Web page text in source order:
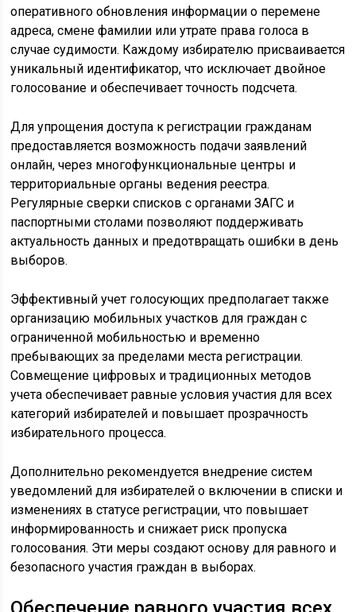
оперативного обновления информации о перемене
адреса, смене фамилии или утрате права голоса в
случае судимости. Каждому избирателю присваивается
уникальный идентификатор, что исключает двойное
голосование и обеспечивает точность подсчета.
Для упрощения доступа к регистрации гражданам
предоставляется возможность подачи заявлений
онлайн, через многофункциональные центры и
территориальные органы ведения реестра.
Регулярные сверки списков с органами ЗАГС и
паспортными столами позволяют поддерживать
актуальность данных и предотвращать ошибки в день
выборов.
Эффективный учет голосующих предполагает также
организацию мобильных участков для граждан с
ограниченной мобильностью и временно
пребывающих за пределами места регистрации.
Совмещение цифровых и традиционных методов
учета обеспечивает равные условия участия для всех
категорий избирателей и повышает прозрачность
избирательного процесса.
Дополнительно рекомендуется внедрение систем
уведомлений для избирателей о включении в списки и
изменениях в статусе регистрации, что повышает
информированность и снижает риск пропуска
голосования. Эти меры создают основу для равного и
безопасного участия граждан в выборах.